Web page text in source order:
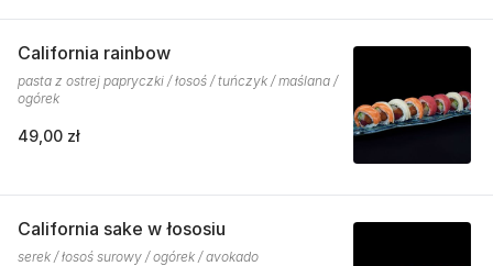
California rainbow
pasta z ostrej papryczki / łosoś / tuńczyk / maślana /
ogórek
49,00 zł
California sake w łososiu
serek / łosoś surowy / ogórek / avokado